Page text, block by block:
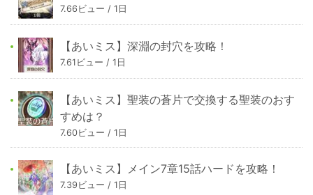
7.66ビュー / 1日
【あいミス】深淵の封穴を攻略！
7.61ビュー / 1日
【あいミス】聖装の蒼片で交換する聖装のおす
すめは？
7.60ビュー / 1日
【あいミス】メイン7章15話ハードを攻略！
7.39ビュー / 1日